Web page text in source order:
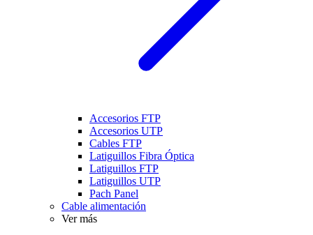
Accesorios FTP
Accesorios UTP
Cables FTP
Latiguillos Fibra Óptica
Latiguillos FTP
Latiguillos UTP
Pach Panel
Cable alimentación
Ver más